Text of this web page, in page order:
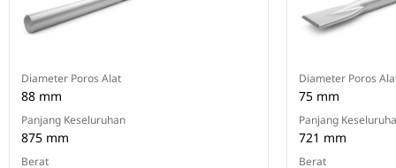
Diameter Poros Alat
88 mm
Panjang Keseluruhan
875 mm
Berat
Diameter Poros
75 mm
Panjang
721 mm
Berat